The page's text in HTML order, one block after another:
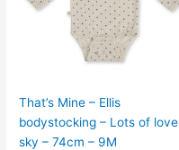
That’s Mine – Ellis
bodystocking – Lots of love
sky – 74cm – 9M